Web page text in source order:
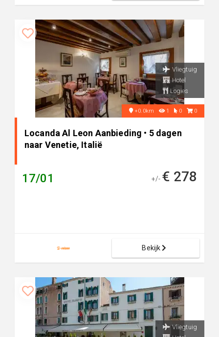
Vliegtuig
Hotel
Logies
+0.0km 1 0 0
Locanda Al Leon Aanbieding • 5 dagen
naar Venetie, Italië
17/01 +/- € 278
Bekijk
Vliegtuig